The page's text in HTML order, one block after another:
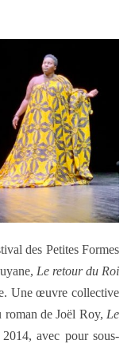
des Petites Formes
Le retour du Roi
Une œuvre collective
roman de Joël Roy, Le
avec pour sous-